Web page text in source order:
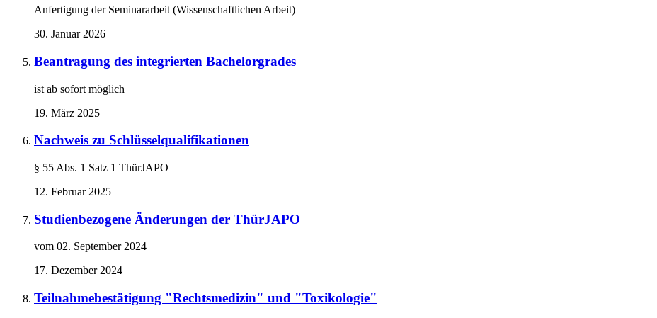
Anfertigung der Seminararbeit (Wissenschaftlichen Arbeit)
30. Januar 2026
Beantragung des integrierten Bachelorgrades
ist ab sofort möglich
19. März 2025
Nachweis zu Schlüsselqualifikationen
§ 55 Abs. 1 Satz 1 ThürJAPO
12. Februar 2025
Studienbezogene Änderungen der ThürJAPO
vom 02. September 2024
17. Dezember 2024
Teilnahmebestätigung "Rechtsmedizin" und "Toxikologie"